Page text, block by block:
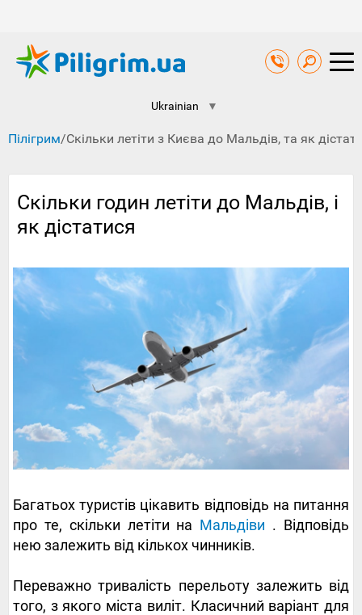
Ukrainian ▼
Пілігрим/Скільки летіти з Києва до Мальдів, та як
Скільки годин летіти до Мальдів, і
як дістатися
Багатьох туристів цікавить відповідь на питання
про те, скільки летіти на Мальдіви . Відповідь
нею залежить від кількох чинників.
Переважно тривалість перельоту залежить від
того, з якого міста виліт. Класичний варіант для